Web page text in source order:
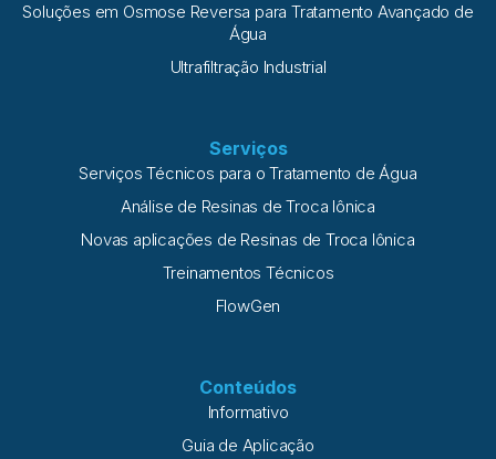
Soluções em Osmose Reversa para Tratamento Avançado de
Água
Ultrafiltração Industrial
Serviços
Serviços Técnicos para o Tratamento de Água
Análise de Resinas de Troca Iônica
Novas aplicações de Resinas de Troca Iônica
Treinamentos Técnicos
FlowGen
Conteúdos
Informativo
Guia de Aplicação